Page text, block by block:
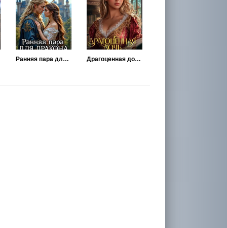
Ранняя пара для Дракона Драгоценная дочь падшего семейства